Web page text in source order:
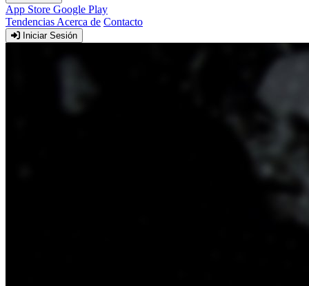
App Store Google Play
Tendencias Acerca de Contacto
Iniciar Sesión